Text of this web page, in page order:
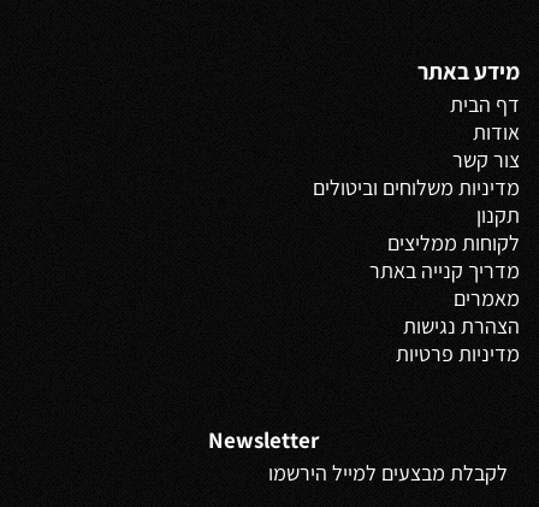
מידע באתר
דף הבית
אודות
צור קשר
מדיניות משלוחים וביטולים
תקנון
לקוחות ממליצים
מדריך קנייה באתר
מאמרים
הצהרת נגישות
מדיניות פרטיות
Newsletter
לקבלת מבצעים למייל הירשמו